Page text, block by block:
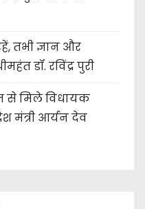
तभी ज्ञान और
डॉ. रविंद्र पुरी
से मिले विधायक
मंत्री आर्यन देव